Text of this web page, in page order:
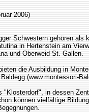
2006)
Schwestern gehören als
in Hertenstein am
und Oberweid St. Gallen.
die Ausbildung in
(www.montessori-
"Klosterdorf", in dessen
können vielfältige